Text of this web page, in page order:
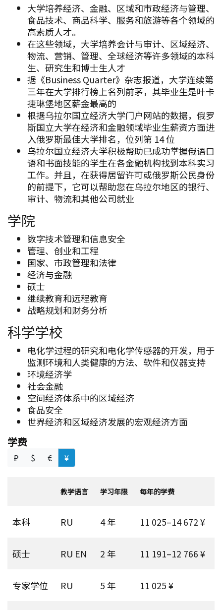
大学培养经济、金融、区域和市政经济与管理、
食品技术、商品科学、服务和旅游等各个领域的
高素质人才。
在这些领域，大学培养会计与审计、区域经济、
物流、营销、管理、全球经济等许多领域的本科
生、研究生和博士生人才
据《Business Quarter》杂志报道，大学连续第
三年在大学排行榜上名列前茅，其毕业生是叶卡
捷琳堡地区薪金最高的
根据乌拉尔国立经济大学门户网站的数据，俄罗
斯国立大学在经济和金融领域毕业生薪资方面进
入俄罗斯最佳大学排名，位列第 14 位
乌拉尔国立经济大学积极帮助已成功掌握俄语口
语和书面技能的学生在各金融机构找到本科实习
工作。并且，在获得居留许可或俄罗斯公民身份
的前提下，它可以帮助您在乌拉尔地区的银行、
审计、物流和其他公司就业
学院
数字技术管理和信息安全
管理、创业和工程
国家、市政管理和法律
经济与金融
硕士
继续教育和远程教育
战略规划和财务分析
科学学校
电化学过程的研究和电化学传感器的开发，用于
监测环境和人类健康的方法、软件和仪器支持
环境经济学
社会金融
空间经济体系中的区域经济
食品安全
世界经济和区域经济发展的宏观经济方面
学费
₽ $ € ¥
教学语言 学习年限 每年的学费
本科 RU 4 年 11 025–14 672 ¥
硕士 RU EN 2 年 11 191–12 766 ¥
专家学位 RU 5 年 11 025 ¥